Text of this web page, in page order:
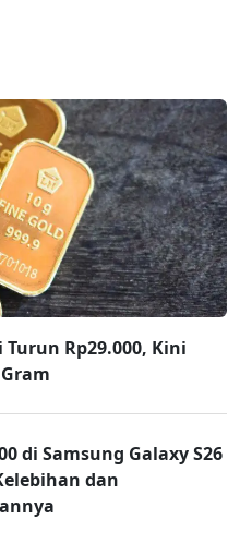
Rp29.000, Kini
di Samsung Galaxy S26
dan